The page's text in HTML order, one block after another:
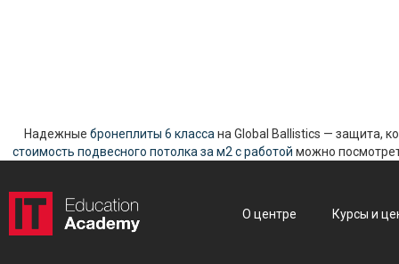
Надежные бронеплиты 6 класса на Global Ballistics — защита,
стоимость подвесного потолка за м2 с работой можно
О центре Курсы и